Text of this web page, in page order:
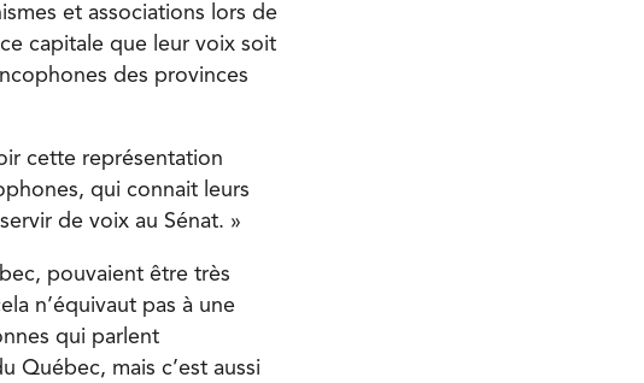
et associations lors de
capitale que leur voix soit
des provinces
cette représentation
qui connait leurs
de voix au Sénat. »
pouvaient être très
n’équivaut pas à une
qui parlent
Québec, mais c’est aussi